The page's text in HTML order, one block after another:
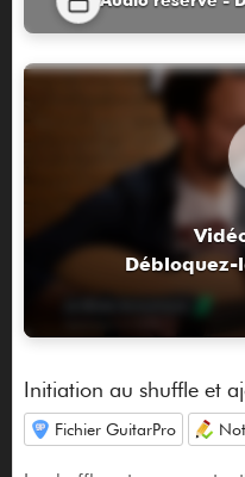
Débloquez-
Initiation au shuffle et
Fichier GuitarPro